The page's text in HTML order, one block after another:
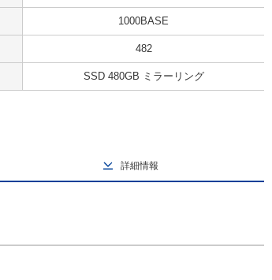
1000BASE
482
SSD 480GB ミラーリング
詳細情報